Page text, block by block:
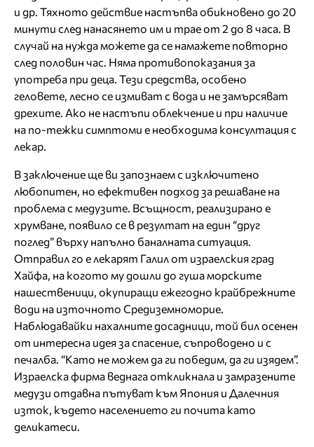
и др. Тяхното действие настъпва обикновено до 20
минути след нанасянето им и трае от 2 до 8 часа. В
случай на нужда можете да се намажете повторно
след половин час. Няма противопоказания за
употреба при деца. Тези средства, особено
геловете, лесно се измиват с вода и не замърсяват
дрехите. Ако не настъпи облекчение и при наличие
на по-тежки симптоми е необходима консултация с
лекар.
В заключение ще ви запознаем с изключитено
любопитен, но ефективен подход за решаване на
проблема с медузите. Всъщност, реализирано е
хрумване, появило се в резултат на един “друг
поглед” върху напълно баналната ситуация.
Отправил го е лекарят Галил от израелския град
Хайфа, на когото му дошли до гуша морските
нашественици, окупиращи ежегодно крайбрежните
води на източното Средиземноморие.
Наблюдавайки нахалните досадници, той бил осенен
от интересна идея за спасение, съпроводено и с
печалба. “Като не можем да ги победим, да ги изядем”.
Израелска фирма веднага откликнала и замразените
медузи отдавна пътуват към Япония и Далечния
изток, където населението ги почита като
деликатеси.